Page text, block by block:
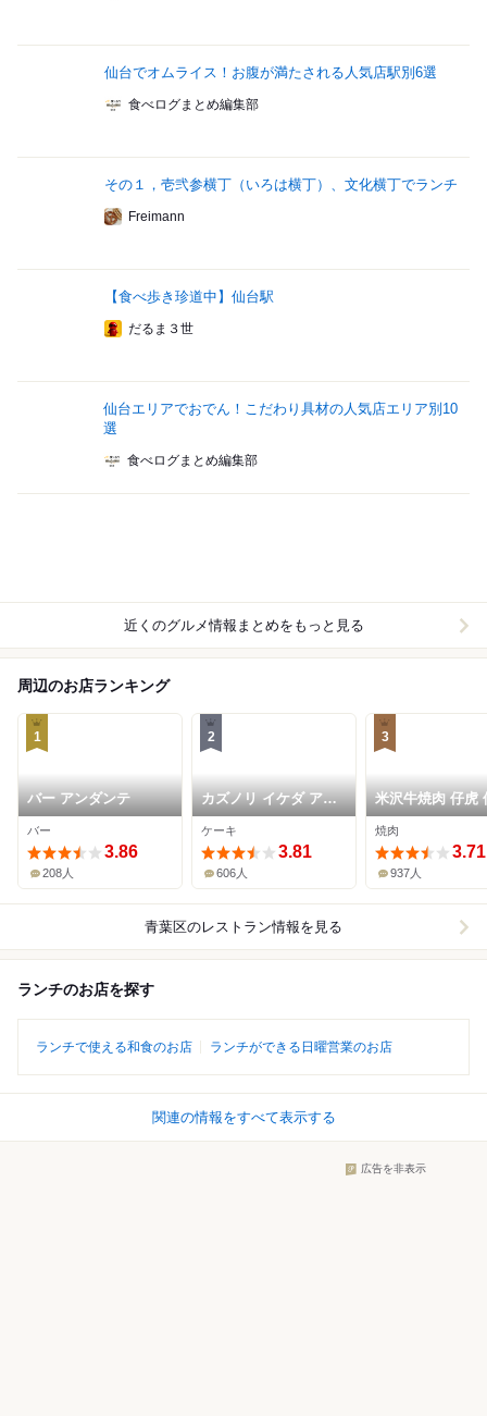
仙台でオムライス！お腹が満たされる人気店駅別6選
食べログまとめ編集部
その１，壱弐参横丁（いろは横丁）、文化横丁でランチ
Freimann
【食べ歩き珍道中】仙台駅
だるま３世
仙台エリアでおでん！こだわり具材の人気店エリア別10
選
食べログまとめ編集部
近くのグルメ情報まとめをもっと見る
周辺のお店ランキング
1
バー アンダンテ
バー
3.86
208人
2
カズノリ イケダ アン
ディヴィデュエル エ
スパル仙台店
ケーキ
3.81
606人
3
米沢牛焼肉 仔虎
駅前店
焼肉
3.71
937人
青葉区のレストラン情報を見る
ランチのお店を探す
ランチで使える和食のお店 ランチができる日曜営業のお店
関連の情報をすべて表示する
広告を非表示